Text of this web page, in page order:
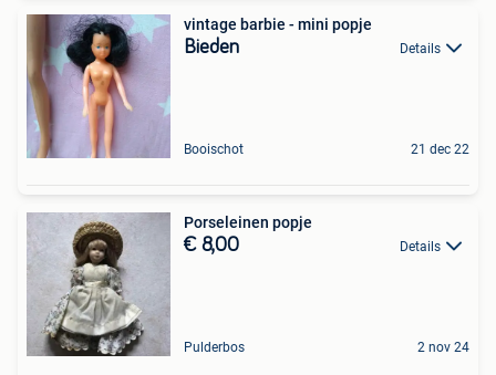
vintage barbie - mini popje
Bieden Details
Booischot 21 dec 22
Porseleinen popje
€ 8,00 Details
Pulderbos 2 nov 24